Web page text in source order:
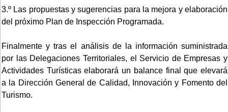
3.º Las propuestas y sugerencias para la mejora y elaboración
del próximo Plan de Inspección Programada.
Finalmente y tras el análisis de la información suministrada
por las Delegaciones Territoriales, el Servicio de Empresas y
Actividades Turísticas elaborará un balance final que elevará
a la Dirección General de Calidad, Innovación y Fomento del
Turismo.